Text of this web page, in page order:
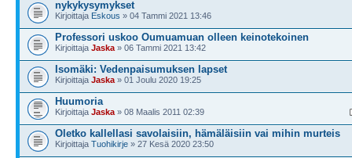
nykykysymykset
Kirjoittaja Eskous » 04 Tammi 2021 13:46
Professori uskoo Oumuamuan olleen keinotekoinen
Kirjoittaja Jaska » 06 Tammi 2021 13:42
Isomäki: Vedenpaisumuksen lapset
Kirjoittaja Jaska » 01 Joulu 2020 19:25
Huumoria
Kirjoittaja Jaska » 08 Maalis 2011 02:39
Oletko kallellasi savolaisiin, hämäläisiin vai mihin murteis
Kirjoittaja Tuohikirje » 27 Kesä 2020 23:50